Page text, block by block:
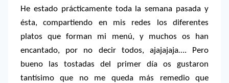
He estado prácticamente toda la semana pasada y
ésta, compartiendo en mis redes los diferentes
platos que forman mi menú, y muchos os han
encantado, por no decir todos, ajajajaja…. Pero
bueno las tostadas del primer día os gustaron
tantísimo que no me queda más remedio que